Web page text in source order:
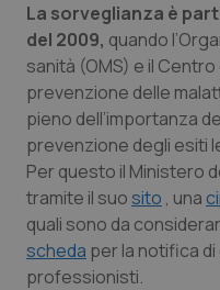
Lombardia
Marche
Molise
Piemonte
Provincia
Dolore
Donna & Salute
Epatiti
HIV
Infezioni &
La sorveglianza è
del 2009, quando
sanità (OMS) e il
prevenzione delle
pieno dell’importanza
prevenzione degli esiti
Per questo il Ministero
tramite il suosito , una
quali sono da
scheda per la notifica
professionisti.